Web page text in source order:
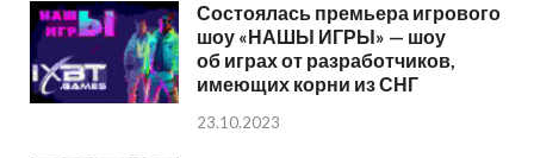
Состоялась премьера игрового
шоу «НАШЫ ИГРЫ» — шоу
об играх от разработчиков,
имеющих корни из СНГ
23.10.2023